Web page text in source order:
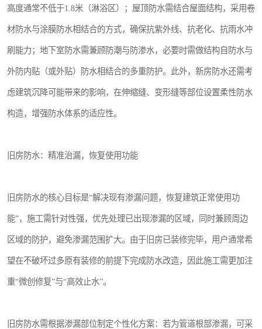
高度通常不低于1.8米（淋浴区）；屋顶防水需结合屋面结构，采用卷
材防水与涂膜防水相结合的方式，确保抗紫外线、抗老化、抗雨水冲
刷能力；地下室防水需兼顾防潮与防渗水，必要时需做结构自防水与
外防内贴（或外贴）防水相结合的多重防护。此外，新房防水还需考
虑建筑沉降可能带来的影响，在伸缩缝、变形缝等部位设置柔性防水
构造，增强防水体系的适应性。
旧房防水：精准治漏，恢复使用功能
旧房防水的核心目标是“解决现有渗漏问题，恢复建筑正常使用功
能”，施工需针对性强，优先处理已出现渗漏的区域，同时兼顾周边
区域的防护，避免渗漏范围扩大。由于旧房已装修完毕，用户通常希
望在不破坏过多原有装修的前提下完成防水改造，因此施工需更加注
重“微创修复”与“高效止水”。
旧房防水需根据渗漏部位制定个性化方案：若为管道根部渗漏，可采